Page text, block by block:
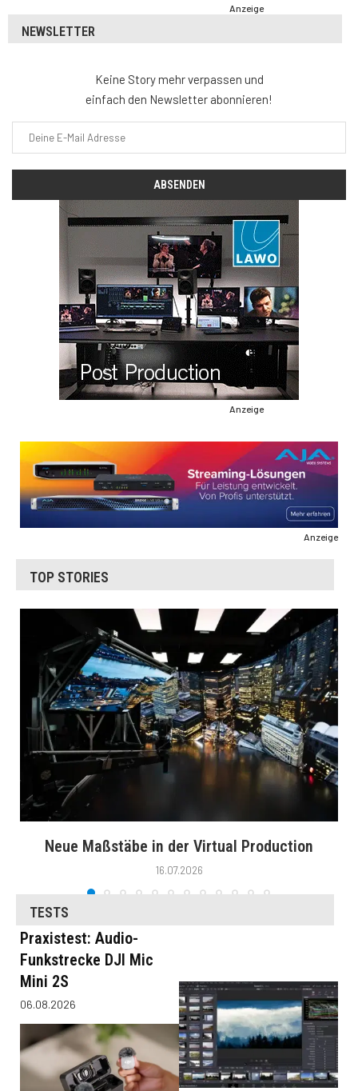
Anzeige
NEWSLETTER
Keine Story mehr verpassen und
einfach den Newsletter abonnieren!
Anzeige
Anzeige
TOP STORIES
Neue Maßstäbe in der Virtual Production
16.07.2026
TESTS
Praxistest: Audio-
Funkstrecke DJI Mic
Mini 2S
06.08.2026